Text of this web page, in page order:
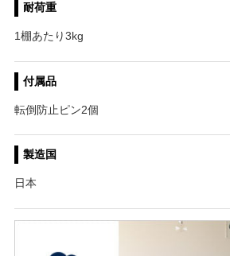
耐荷重
1棚あたり3kg
付属品
転倒防止ピン2個
製造国
日本